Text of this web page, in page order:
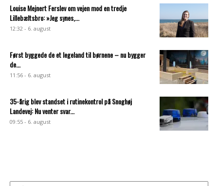
Louise Mejnert Ferslev om vejen mod en tredje
Lillebæltsbro: »Jeg synes,...
12:32 - 6. august
Først byggede de et legeland til børnene – nu bygger
de...
11:56 - 6. august
35-årig blev standset i rutinekontrol på Snoghøj
Landevej: Nu venter svar...
09:55 - 6. august